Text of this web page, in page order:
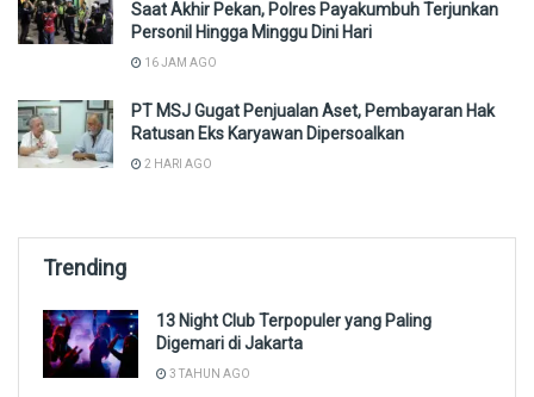
Saat Akhir Pekan, Polres Payakumbuh Terjunkan
Personil Hingga Minggu Dini Hari
16 JAM AGO
PT MSJ Gugat Penjualan Aset, Pembayaran Hak
Ratusan Eks Karyawan Dipersoalkan
2 HARI AGO
Trending
13 Night Club Terpopuler yang Paling
Digemari di Jakarta
3 TAHUN AGO